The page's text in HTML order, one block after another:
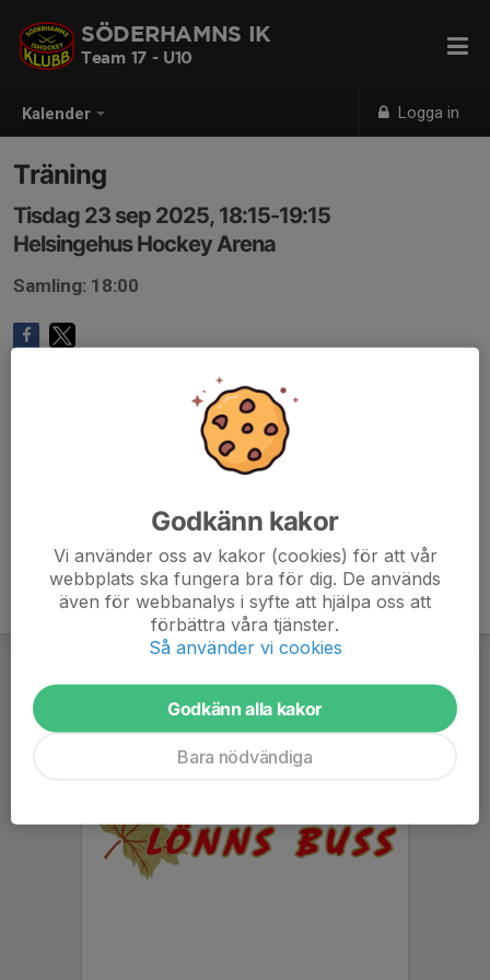
Kalender Logga in
SÖDERHAMNS IK
Team 17 - U10
Träning
Tisdag 23 sep 2025, 18:15-19:15
Helsingehus Hockey Arena
Samling: 18:00
Godkänn kakor
Vi använder oss av kakor (cookies) för att vår
webbplats ska fungera bra för dig. De används
även för webbanalys i syfte att hjälpa oss att
förbättra våra tjänster.
Så använder vi cookies
Godkänn alla kakor
Bara nödvändiga